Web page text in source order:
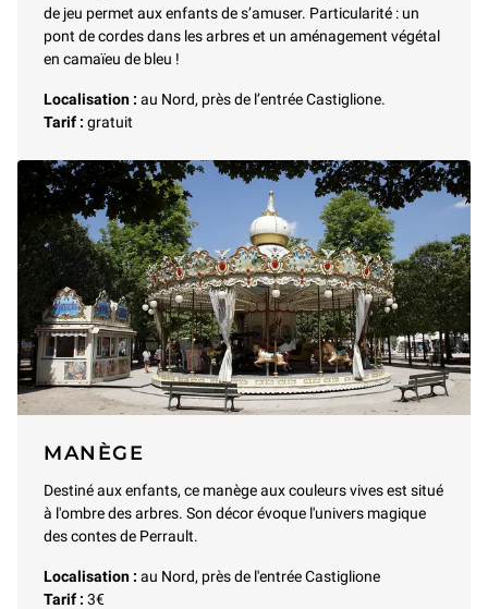
de jeu permet aux enfants de s’amuser. Particularité : un
pont de cordes dans les arbres et un aménagement végétal
en camaïeu de bleu !
Localisation : au Nord, près de l’entrée Castiglione.
Tarif : gratuit
MANÈGE
Destiné aux enfants, ce manège aux couleurs vives est situé
à l'ombre des arbres. Son décor évoque l'univers magique
des contes de Perrault.
Localisation : au Nord, près de l'entrée Castiglione
Tarif : 3€